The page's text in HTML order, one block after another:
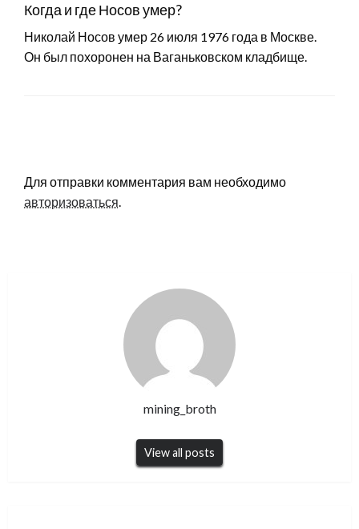
Когда и где Носов умер?
Николай Носов умер 26 июля 1976 года в Москве.
Он был похоронен на Ваганьковском кладбище.
Для отправки комментария вам необходимо
авторизоваться.
mining_broth
View all posts